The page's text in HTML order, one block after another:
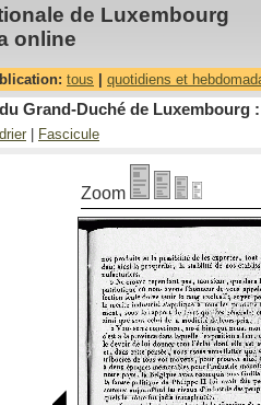
de Luxembourg
online
tous quotidiens et
Grand-Duché de Luxembourg
Fascicule
Zoom